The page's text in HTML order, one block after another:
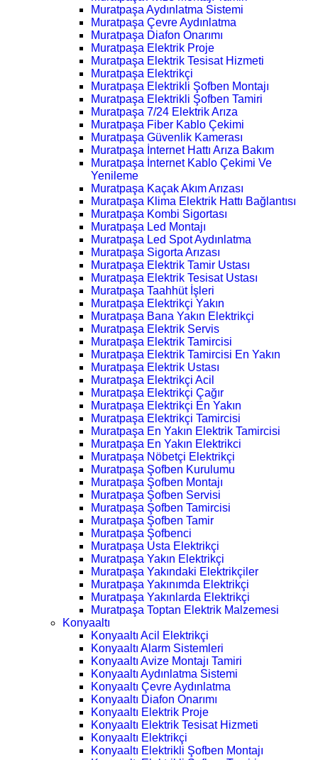
Muratpaşa Aydınlatma Sistemi
Muratpaşa Çevre Aydınlatma
Muratpaşa Diafon Onarımı
Muratpaşa Elektrik Proje
Muratpaşa Elektrik Tesisat Hizmeti
Muratpaşa Elektrikçi
Muratpaşa Elektrikli Şofben Montajı
Muratpaşa Elektrikli Şofben Tamiri
Muratpaşa 7/24 Elektrik Arıza
Muratpaşa Fiber Kablo Çekimi
Muratpaşa Güvenlik Kamerası
Muratpaşa İnternet Hattı Arıza Bakım
Muratpaşa İnternet Kablo Çekimi Ve
Yenileme
Muratpaşa Kaçak Akım Arızası
Muratpaşa Klima Elektrik Hattı Bağlantısı
Muratpaşa Kombi Sigortası
Muratpaşa Led Montajı
Muratpaşa Led Spot Aydınlatma
Muratpaşa Sigorta Arızası
Muratpaşa Elektrik Tamir Ustası
Muratpaşa Elektrik Tesisat Ustası
Muratpaşa Taahhüt İşleri
Muratpaşa Elektrikçi Yakın
Muratpaşa Bana Yakın Elektrikçi
Muratpaşa Elektrik Servis
Muratpaşa Elektrik Tamircisi
Muratpaşa Elektrik Tamircisi En Yakın
Muratpaşa Elektrik Ustası
Muratpaşa Elektrikçi Acil
Muratpaşa Elektrikçi Çağır
Muratpaşa Elektrikçi En Yakın
Muratpaşa Elektrikçi Tamircisi
Muratpaşa En Yakın Elektrik Tamircisi
Muratpaşa En Yakın Elektrikci
Muratpaşa Nöbetçi Elektrikçi
Muratpaşa Şofben Kurulumu
Muratpaşa Şofben Montajı
Muratpaşa Şofben Servisi
Muratpaşa Şofben Tamircisi
Muratpaşa Şofben Tamir
Muratpaşa Şofbenci
Muratpaşa Usta Elektrikçi
Muratpaşa Yakın Elektrikçi
Muratpaşa Yakındaki Elektrikçiler
Muratpaşa Yakınımda Elektrikçi
Muratpaşa Yakınlarda Elektrikçi
Muratpaşa Toptan Elektrik Malzemesi
Konyaaltı
Konyaaltı Acil Elektrikçi
Konyaaltı Alarm Sistemleri
Konyaaltı Avize Montajı Tamiri
Konyaaltı Aydınlatma Sistemi
Konyaaltı Çevre Aydınlatma
Konyaaltı Diafon Onarımı
Konyaaltı Elektrik Proje
Konyaaltı Elektrik Tesisat Hizmeti
Konyaaltı Elektrikçi
Konyaaltı Elektrikli Şofben Montajı